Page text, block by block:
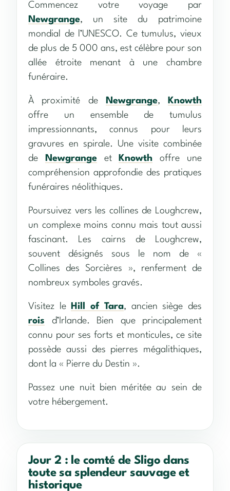
Commencez votre voyage par
Newgrange, un site du patrimoine
mondial de l’UNESCO. Ce tumulus, vieux
de plus de 5 000 ans, est célèbre pour son
allée étroite menant à une chambre
funéraire.
À proximité de Newgrange,
Knowth
offre un ensemble de tumulus
impressionnants, connus pour leurs
gravures en spirale. Une visite combinée
de
Newgrangeet Knowth offre une
compréhension approfondie des pratiques
funéraires néolithiques.
Poursuivez vers les collines de Loughcrew,
un complexe moins connu mais tout aussi
fascinant. Les cairns de Loughcrew,
souvent désignés sous le nom de «
Collines des Sorcières », renferment de
nombreux symboles gravés.
Visitez le Hill of Tara, ancien siège des
rois d’Irlande. Bien que principalement
connu pour ses forts et monticules, ce site
possède aussi des pierres mégalithiques,
dont la « Pierre du Destin ».
Passez une nuit bien méritée au sein de
votre hébergement.
Jour 2 : le comté de Sligo dans
toute sa splendeur sauvage et
historique